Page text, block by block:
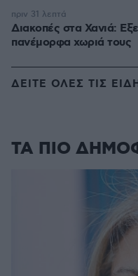
Διακοπές στα Χανιά:
πανέμορφα χωριά τους
πριν 31 λεπτά
ΔΕΙΤΕ ΟΛΕΣ ΤΙΣ
ΤΑ ΠΙΟ